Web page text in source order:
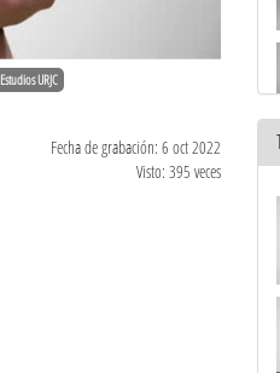
Estudios URJC
Fecha de grabación: 6 oct 2022
Visto: 395 veces